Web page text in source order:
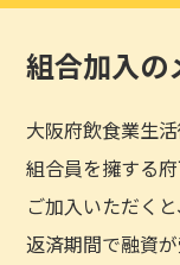
組合加入の
大阪府飲食業生
組合員を擁する
ご加入いただく
返済期間で融資が